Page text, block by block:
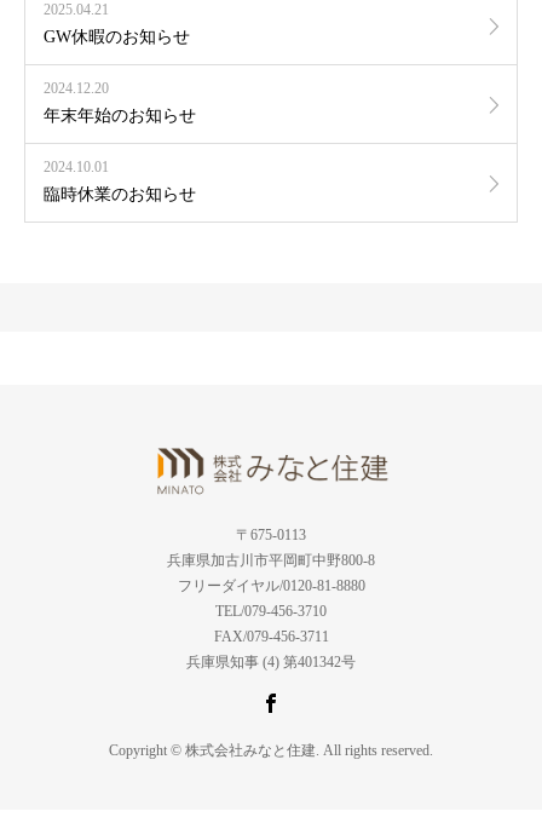
2025.04.21
GW休暇のお知らせ
2024.12.20
年末年始のお知らせ
2024.10.01
臨時休業のお知らせ
〒675-0113
兵庫県加古川市平岡町中野800-8
フリーダイヤル/0120-81-8880
TEL/079-456-3710
FAX/079-456-3711
兵庫県知事 (4) 第401342号
Copyright © 株式会社みなと住建. All rights reserved.